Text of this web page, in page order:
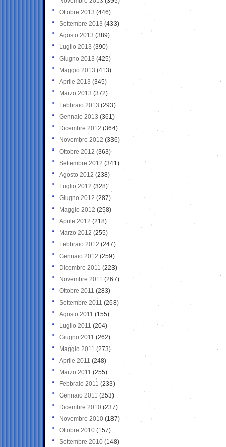
Ottobre 2013 (446)
Settembre 2013 (433)
Agosto 2013 (389)
Luglio 2013 (390)
Giugno 2013 (425)
Maggio 2013 (413)
Aprile 2013 (345)
Marzo 2013 (372)
Febbraio 2013 (293)
Gennaio 2013 (361)
Dicembre 2012 (364)
Novembre 2012 (336)
Ottobre 2012 (363)
Settembre 2012 (341)
Agosto 2012 (238)
Luglio 2012 (328)
Giugno 2012 (287)
Maggio 2012 (258)
Aprile 2012 (218)
Marzo 2012 (255)
Febbraio 2012 (247)
Gennaio 2012 (259)
Dicembre 2011 (223)
Novembre 2011 (267)
Ottobre 2011 (283)
Settembre 2011 (268)
Agosto 2011 (155)
Luglio 2011 (204)
Giugno 2011 (262)
Maggio 2011 (273)
Aprile 2011 (248)
Marzo 2011 (255)
Febbraio 2011 (233)
Gennaio 2011 (253)
Dicembre 2010 (237)
Novembre 2010 (187)
Ottobre 2010 (157)
Settembre 2010 (148)